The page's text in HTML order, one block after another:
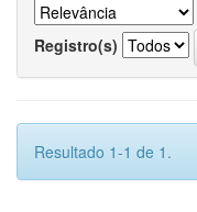
Registro(s)
Resultado 1-1 de 1.